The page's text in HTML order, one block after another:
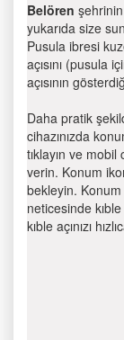
Belören
yukarıda size
Pusula ibresi
açısını (pusula
açısının
Daha pratik
cihazınızda
tıklayın ve
verin. Konum
bekleyin.
neticesinde
kıble açınızı